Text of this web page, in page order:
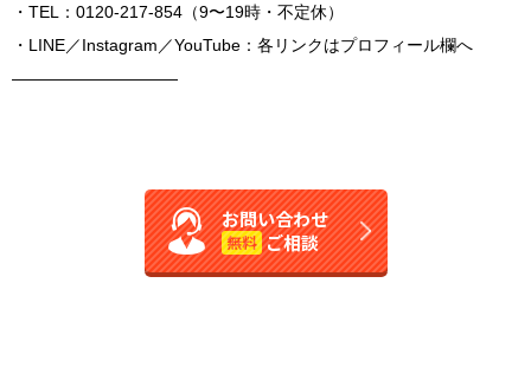
・TEL：0120-217-854（9〜19時・不定休）
・LINE／Instagram／YouTube：各リンクはプロフィール欄へ
――――――――――
お問い合わせ
無料 ご相談